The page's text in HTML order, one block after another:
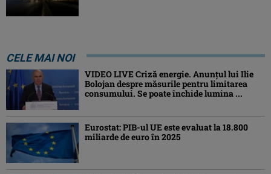
CELE MAI NOI
VIDEO LIVE Criză energie. Anunțul lui Ilie
Bolojan despre măsurile pentru limitarea
consumului. Se poate închide lumina ...
Eurostat: PIB-ul UE este evaluat la 18.800
miliarde de euro în 2025